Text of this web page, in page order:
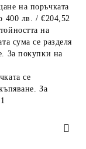
на поръчката
400 лв. / €204,52
на
сума се разделя
За покупки на
се
За